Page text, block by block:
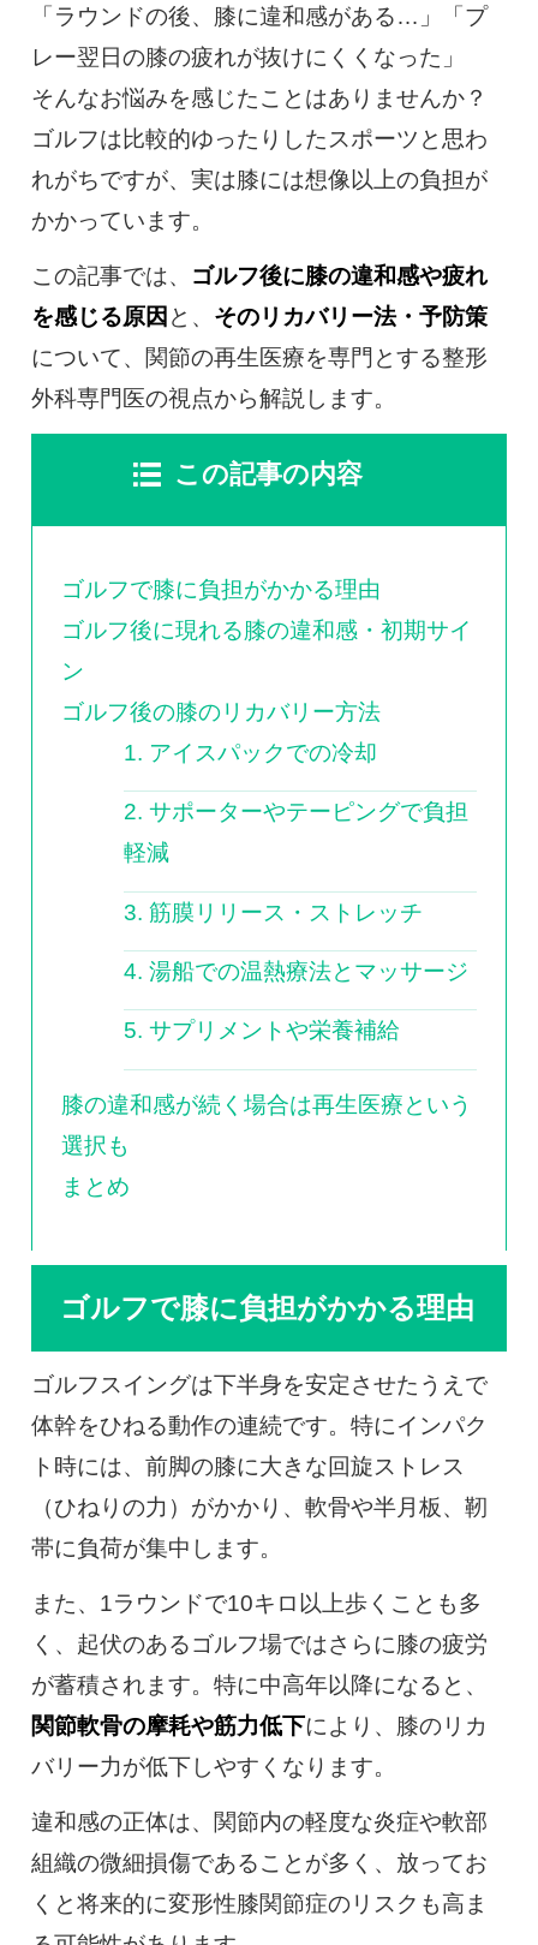
治療電話相談はこちら
0120-117-560
※上記電話番号をタップで電話が繋がります
「ラウンドの後、膝に違和感がある…」「プ
レー翌日の膝の疲れが抜けにくくなった」
そんなお悩みを感じたことはありませんか？
ゴルフは比較的ゆったりしたスポーツと思わ
れがちですが、実は膝には想像以上の負担が
かかっています。
この記事では、 ゴルフ後に膝の違和感や疲れ
を感じる原因 と、 そのリカバリー法・予防策
について、関節の再生医療を専門とする整形
外科専門医の視点から解説します。
この記事の内容
ゴルフで膝に負担がかかる理由
ゴルフ後に現れる膝の違和感・初期サイ
ン
ゴルフ後の膝のリカバリー方法
1. アイスパックでの冷却
2. サポーターやテーピングで負担
軽減
3. 筋膜リリース・ストレッチ
4. 湯船での温熱療法とマッサージ
5. サプリメントや栄養補給
膝の違和感が続く場合は再生医療という
選択も
まとめ
ゴルフで膝に負担がかかる理由
ゴルフスイングは下半身を安定させたうえで
体幹をひねる動作の連続です。特にインパク
ト時には、前脚の膝に大きな回旋ストレス
（ひねりの力）がかかり、軟骨や半月板、靭
帯に負荷が集中します。
また、1ラウンドで10キロ以上歩くことも多
く、起伏のあるゴルフ場ではさらに膝の疲労
が蓄積されます。特に中高年以降になると、
関節軟骨の摩耗や筋力低下により、膝のリカ
バリー力が低下しやすくなります。
違和感の正体は、関節内の軽度な炎症や軟部
組織の微細損傷であることが多く、放ってお
くと将来的に変形性膝関節症のリスクも高ま